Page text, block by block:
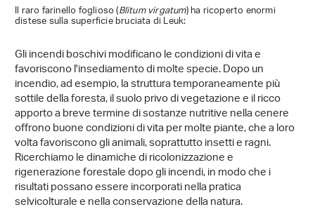
Il raro farinello foglioso (Blitum virgatum) ha ricoperto enormi
distese sulla superficie bruciata di Leuk:
Gli incendi boschivi modificano le condizioni di vita e
favoriscono l'insediamento di molte specie. Dopo un
incendio, ad esempio, la struttura temporaneamente più
sottile della foresta, il suolo privo di vegetazione e il ricco
apporto a breve termine di sostanze nutritive nella cenere
offrono buone condizioni di vita per molte piante, che a loro
volta favoriscono gli animali, soprattutto insetti e ragni.
Ricerchiamo le dinamiche di ricolonizzazione e
rigenerazione forestale dopo gli incendi, in modo che i
risultati possano essere incorporati nella pratica
selvicolturale e nella conservazione della natura.